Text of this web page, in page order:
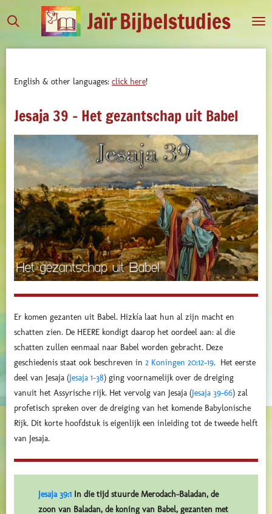
direct
JaïrBijbelstudies
English & other languages: click here!
Jesaja 39 - Het gezantschap uit Babel
Er komen gezanten uit Babel. Hizkía laat hun al zijn macht en
schatten zien. De HEERE kondigt daarop het oordeel aan: al die
schatten zullen eenmaal naar Babel worden gebracht. Deze
geschiedenis staat ook beschreven in 2 Koningen 20:12-19. Het eerste
deel van Jesaja (Jesaja 1-38) ging voornamelijk over de dreiging
vanuit het Assyrische rijk. Het vervolg van Jesaja (Jesaja 39-66) zal
profetisch spreken over de dreiging van het komende Babylonische
Rijk. Dit korte hoofdstuk is eigenlijk een inleiding tot de tweede helft
van Jesaja.
Jesaja 39:1 In die tijd stuurde Merodach-Baladan, de
zoon van Baladan, de koning van Babel, gezanten met